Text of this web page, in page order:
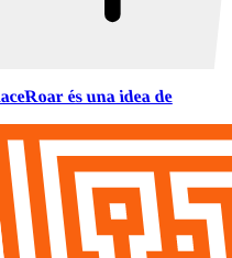
és una idea de